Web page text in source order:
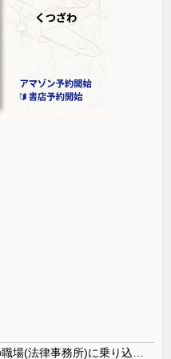
エネ夫に離婚を突きつけたら私の職場(法律事務所)に乗り込んできた 堂々と「離婚の法律相談です。母の薦めでこちらに参りました」と言っているが、...